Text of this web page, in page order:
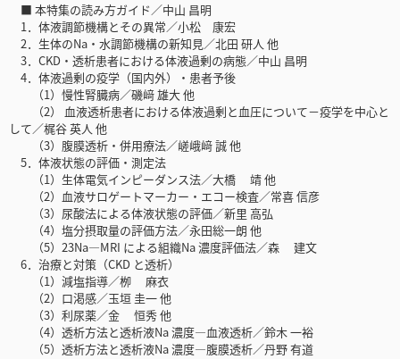
■ 本特集の読み方ガイド／中山 昌明
1．体液調節機構とその異常／小松 康宏
2．生体のNa・水調節機構の新知見／北田 研人 他
3．CKD・透析患者における体液過剰の病態／中山 昌明
4．体液過剰の疫学（国内外）・患者予後
（1）慢性腎臓病／磯﨑 雄大 他
（2） 血液透析患者における体液過剰と血圧について－疫学を中心と
して／梶谷 英人 他
（3）腹膜透析・併用療法／嵯峨﨑 誠 他
5．体液状態の評価・測定法
（1）生体電気インピーダンス法／大橋 靖 他
（2）血液サロゲートマーカー・エコー検査／常喜 信彦
（3）尿酸法による体液状態の評価／新里 高弘
（4）塩分摂取量の評価方法／永田総一朗 他
（5）23Na―MRI による組織Na 濃度評価法／森 建文
6．治療と対策（CKD と透析）
（1）減塩指導／栁 麻衣
（2）口渇感／玉垣 圭一 他
（3）利尿薬／金 恒秀 他
（4）透析方法と透析液Na 濃度―血液透析／鈴木 一裕
（5）透析方法と透析液Na 濃度―腹膜透析／丹野 有道